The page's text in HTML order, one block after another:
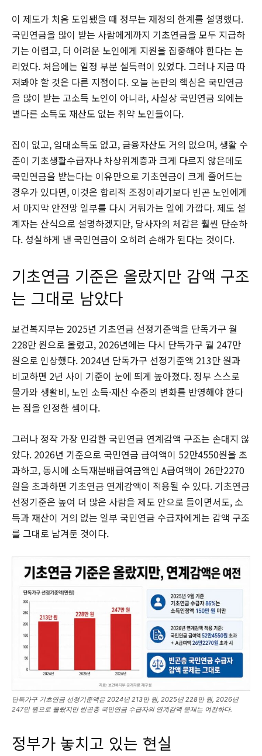
이 제도가 처음 도입됐을 때 정부는 재정의 한계를 설명했다.
국민연금을 많이 받는 사람에게까지 기초연금을 모두 지급하
기는 어렵고, 더 어려운 노인에게 지원을 집중해야 한다는 논
리였다. 처음에는 일정 부분 설득력이 있었다. 그러나 지금 따
져봐야 할 것은 다른 지점이다. 오늘 논란의 핵심은 국민연금
을 많이 받는 고소득 노인이 아니라, 사실상 국민연금 외에는
별다른 소득도 재산도 없는 취약 노인들이다.
집이 없고, 임대소득도 없고, 금융자산도 거의 없으며, 생활 수
준이 기초생활수급자나 차상위계층과 크게 다르지 않은데도
국민연금을 받는다는 이유만으로 기초연금이 크게 줄어드는
경우가 있다면, 이것은 합리적 조정이라기보다 빈곤 노인에게
서 마지막 안전망 일부를 다시 거둬가는 일에 가깝다. 제도 설
계자는 산식으로 설명하겠지만, 당사자의 체감은 훨씬 단순하
다. 성실하게 낸 국민연금이 오히려 손해가 된다는 것이다.
기초연금 기준은 올랐지만 감액 구조
는 그대로 남았다
보건복지부는 2025년 기초연금 선정기준액을 단독가구 월
228만 원으로 올렸고, 2026년에는 다시 단독가구 월 247만
원으로 인상했다. 2024년 단독가구 선정기준액 213만 원과
비교하면 2년 사이 기준이 눈에 띄게 높아졌다. 정부 스스로
물가와 생활비, 노인 소득·재산 수준의 변화를 반영해야 한다
는 점을 인정한 셈이다.
그러나 정작 가장 민감한 국민연금 연계감액 구조는 손대지 않
았다. 2026년 기준으로 국민연금 급여액이 52만4550원을 초
과하고, 동시에 소득재분배급여금액인 A급여액이 26만2270
원을 초과하면 기초연금 연계감액이 적용될 수 있다. 기초연금
선정기준은 높여 더 많은 사람을 제도 안으로 들이면서도, 소
득과 재산이 거의 없는 일부 국민연금 수급자에게는 감액 구조
를 그대로 남겨둔 것이다.
단독가구 기초연금 선정기준액은 2024년 213만 원, 2025년 228만 원, 2026년
247만 원으로 올랐지만 빈곤층 국민연금 수급자의 연계감액 문제는 여전하다.
정부가 놓치고 있는 현실